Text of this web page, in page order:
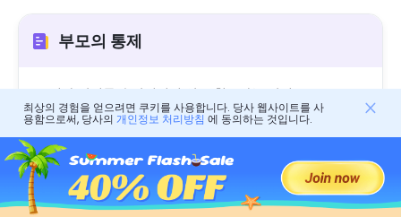
부모의 통제
전자 장치를 손상시키지 않고 청소하는 방법
암호없이 iPhone 잠금을 해제하는 방법 : 부모의 가이드
Altserver 문제를 찾을 수없는 방법을 고치는 방법
혼합 가족 활동을 만드는 방법 : 부모를위한 전문가 조언
Android에서 숨겨진 문자 메시지를 찾는 방법
최상의 경험을 얻으려면 쿠키를 사용합니다. 당사 웹사이트를 사
용함으로써, 당사의 개인정보 처리방침 에 동의하는 것입니다.